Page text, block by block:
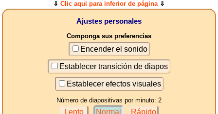
⇓ Clic aqui para inferior de página⇓
Ajustes personales
Componga sus preferencias
Encender el sonido
Establecer transición de diapos
Establecer efectos visuales
Número de diapositivas por minuto: 2
Lento
Normal
Rápido